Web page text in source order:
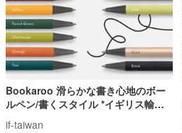
Bookaroo 滑らかな書き心地のボー
ルペン/書くスタイル *イギリス輸入
台湾発送*
if-taiwan